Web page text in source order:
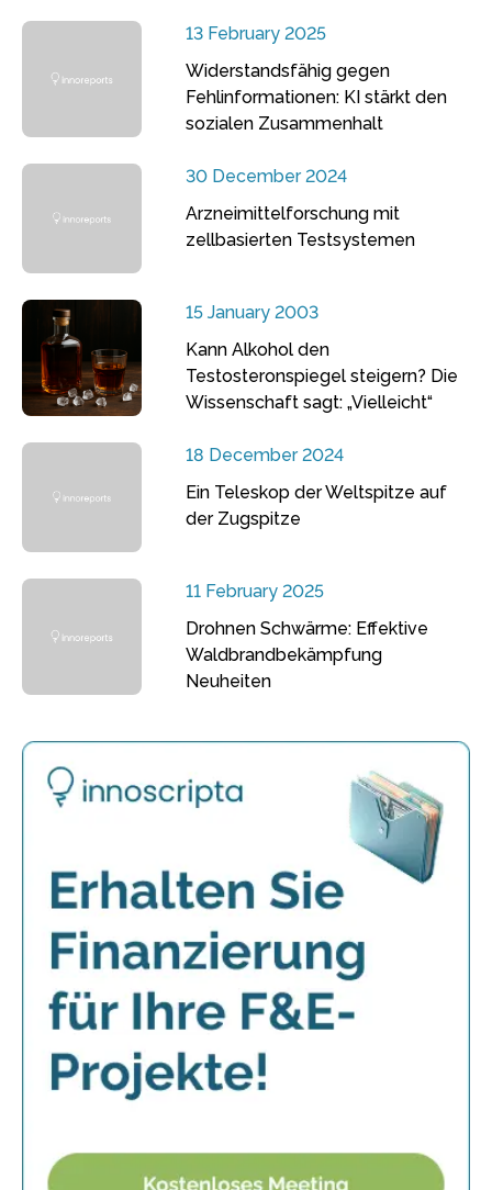
13 February 2025
Widerstandsfähig gegen
Fehlinformationen: KI stärkt den
sozialen Zusammenhalt
30 December 2024
Arzneimittelforschung mit
zellbasierten Testsystemen
15 January 2003
Kann Alkohol den
Testosteronspiegel steigern? Die
Wissenschaft sagt: „Vielleicht“
18 December 2024
Ein Teleskop der Weltspitze auf
der Zugspitze
11 February 2025
Drohnen Schwärme: Effektive
Waldbrandbekämpfung
Neuheiten